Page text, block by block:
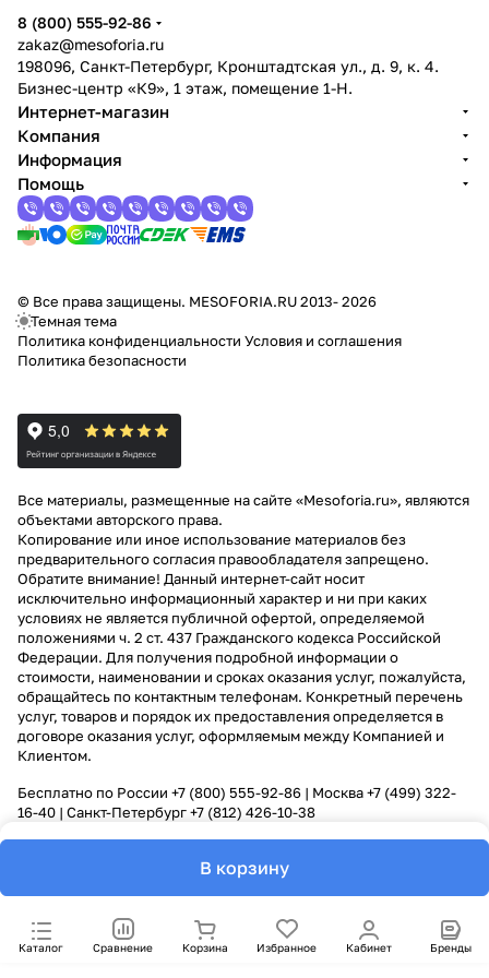
В корзину
Каталог Сравнение Корзина Избранное Кабинет Бренды
8 (800) 555-92-86
zakaz@mesoforia.ru
198096, Санкт-Петербург, Кронштадтская ул., д. 9, к. 4.
Бизнес-центр «К9», 1 этаж, помещение 1-Н.
Интернет-магазин
Компания
Информация
Помощь
© Все права защищены. MESOFORIA.RU 2013- 2026
Темная тема
Политика конфиденциальности Условия и соглашения
Политика безопасности
Все материалы, размещенные на сайте «Mesoforia.ru», являются
объектами авторского права.
Копирование или иное использование материалов без
предварительного согласия правообладателя запрещено.
Обратите внимание! Данный интернет-сайт носит
исключительно информационный характер и ни при каких
условиях не является публичной офертой, определяемой
положениями ч. 2 ст. 437 Гражданского кодекса Российской
Федерации. Для получения подробной информации о
стоимости, наименовании и сроках оказания услуг, пожалуйста,
обращайтесь по контактным телефонам. Конкретный перечень
услуг, товаров и порядок их предоставления определяется в
договоре оказания услуг, оформляемым между Компанией и
Клиентом.
Бесплатно по России +7 (800) 555-92-86 | Москва+7 (499) 322-
16-40 | Санкт-Петербург+7 (812) 426-10-38